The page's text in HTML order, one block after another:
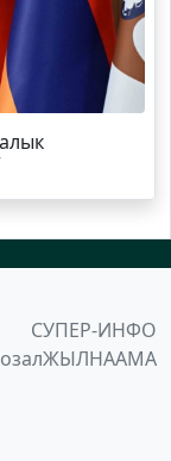
СУПЕР-ИНФО
ЖЫЛНААМА